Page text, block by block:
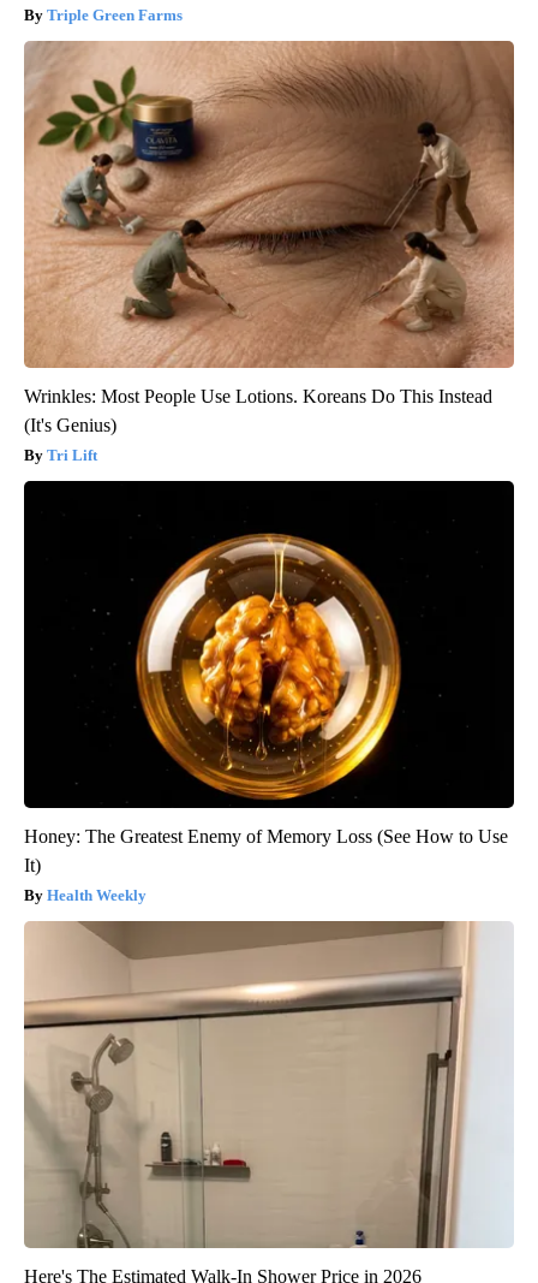
Triple Green Farms
Wrinkles: Most People Use Lotions. Koreans Do This Instead
(It's Genius)
Tri Lift
Honey: The Greatest Enemy of Memory Loss (See How to Use
It)
Health Weekly
Here's The Estimated Walk-In Shower Price in 2026